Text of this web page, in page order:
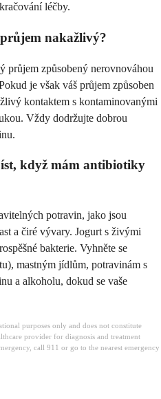
léčby.
nakažlivý?
průjem způsobený nerovnováhou
je však váš průjem způsoben
kontaktem s kontaminovanými
Vždy dodržujte dobrou
když mám antibiotiky
potravin, jako jsou
a čiré vývary. Jogurt s živými
bakterie. Vyhněte se
mastným jídlům, potravinám s
a alkoholu, dokud se vaše
purposes only and does not constitute
provider for diagnosis and treatment
call 911 or go to the nearest emergency